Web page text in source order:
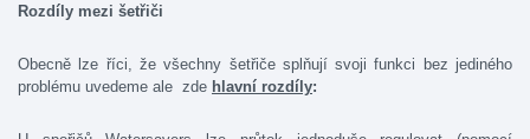
Rozdíly mezi šetřiči
Obecně lze říci, že všechny šetřiče splňují svoji funkci bez jediného
problému uvedeme ale zde hlavní rozdíly: